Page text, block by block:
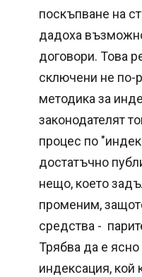
поскъпване на
дадоха
договори. Това
сключени не по-
методика за
законодателят
процес по
достатъчно
нещо, което
променим,
средства -
Трябва да е ясно
индексация, кой